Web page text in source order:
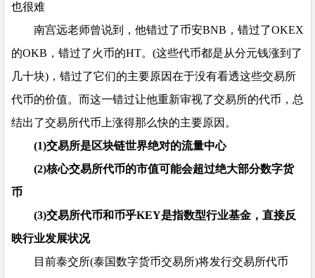
也很难
南宫远老师曾说到，他错过了币安BNB，错过了OKEX
的OKB，错过了火币的HT。(这些代币都是从分元钱涨到了
几十块)，错过了它们的主要原因在于没有看透这些交易所
代币的价值。而这一错过让他重新审视了交易所的代币，总
结出了交易所代币上涨得那么快的主要原因。
(1)交易所是区块链世界绝对的流量中心
(2)核心交易所代币的市值可能会超过绝大部分数字货
币
(3)交易所代币和币乎KEY是指数型行业基金，直接反
映行业发展状况
目前泰交所(泰国数字货币交易所)将发行交易所代币